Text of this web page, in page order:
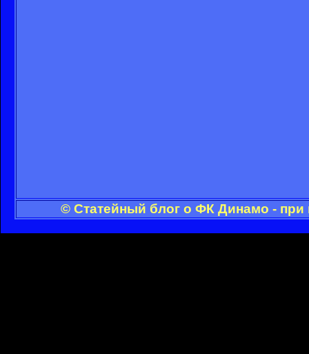
© Статейный блог о ФК Динамо - при